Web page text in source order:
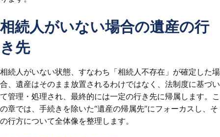
相続人がいない場合の遺産の行
き先
相続人がいない状態、すなわち「相続人不存在」が確定した場
合、遺産はそのまま放置されるわけではなく、法制度に基づい
て管理・処理され、最終的には一定の行き先に帰属します。こ
の章では、手続きを除いた“遺産の帰属先”にフォーカスし、そ
の行方について全体像を整理します。